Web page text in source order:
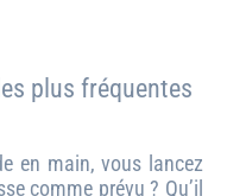
plus fréquentes
en main, vous lancez
comme prévu ? Qu’il